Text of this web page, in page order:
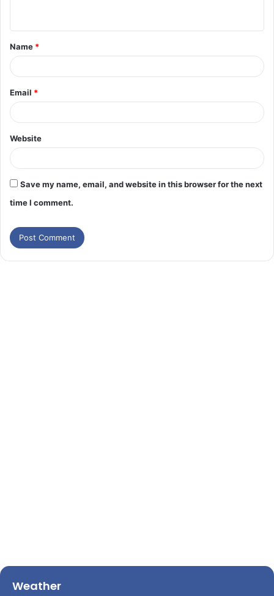
Name *
Email *
Website
Save my name, email, and website in this browser for the next
time I comment.
Weather